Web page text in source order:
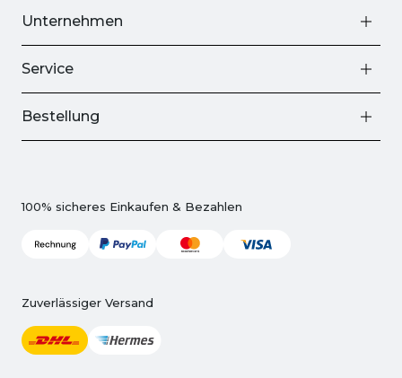
Unternehmen
Service
Bestellung
100% sicheres Einkaufen & Bezahlen
Zuverlässiger Versand